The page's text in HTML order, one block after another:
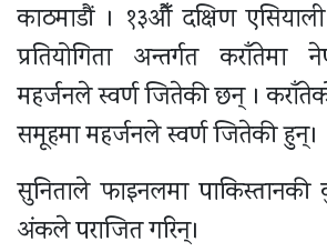
काठमाडौं । १३औँ दक्षिण
प्रतियोगिता अन्तर्गत कराँतेमा
महर्जनले स्वर्ण जितेकी छन् ।
समूहमा महर्जनले स्वर्ण जितेकी हुन्।
सुनिताले फाइनलमा
अंकले पराजित गरिन्।